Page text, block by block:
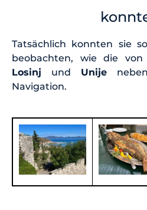
Tatsächlich konnten sie
beobachten, wie die von
Losinj und Unije
Navigation.